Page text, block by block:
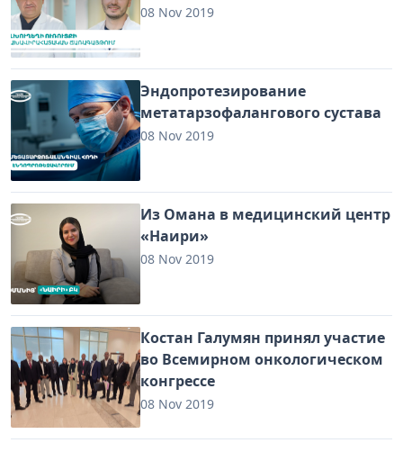
08 Nov 2019
Эндопротезирование
метатарзофалангового сустава
08 Nov 2019
Из Омана в медицинский центр
«Наири»
08 Nov 2019
Костан Галумян принял участие
во Всемирном онкологическом
конгрессе
08 Nov 2019